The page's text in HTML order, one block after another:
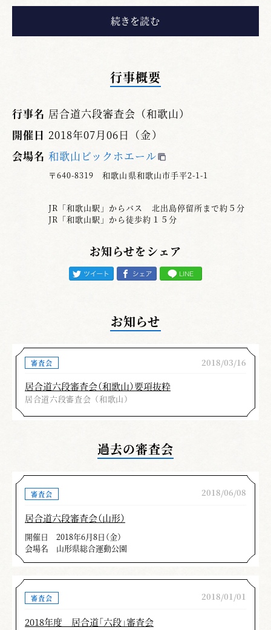
前日から交通機関への影響が出ており、果た
して開催出来るのだろうかとの心配も、関係者
欠席者は出たものの若干の遅れだけで無事に始
審査員研修会の冒頭、奥島副会長から、審査
は納得の積み重ねである。｢虚心坦懐｣にて臨む
ようにとの訓示があり、小倉居合道委員長から
は、受審者の身になって考え「潜在能力をも見
極める審査を」とのお話をいただき、いつにも
く長所や能力をピックアップしようと、緊張感
みなぎる審査会になった。
指定技は一本目・前、四本目・柄当て、六本
目・諸手突き、七本目・三方切り、九本目・添
え手突き、十本目・四方切りであった。座り技
来ているか、左右の膝下と太腿が直角になって
いるか等は、両足の力を腰にため込み体幹を決
め、その力を刀の物打ちに伝えるための必須で
あり、六本目～十本目の立ち技では、軸足を充
分意識して両足の中心に重心を置き、足腰の力
で切る。それこそが正しい形につながり、さら
には形だけの居合から身構え、気構え、攻めを
それらの出来不出来が大きく明暗を分けたと感
全体的にはレベルの高い審査会だったが、今
い力量を確固たるものにし、次の高みを目指す
今後の稽古こそ真価を問われることと肝に銘じ
て、さらなる精進をお祈りいたします。最後
見舞い申し上げます。
行事概要
行事名 居合道六段審査会（和歌山）
開催日 2018年07月06日（金）
会場名 和歌山ビックホエール
〒640-8319 和歌山県和歌山市手平2-1-1
JR「和歌山駅」からバス 北出島停留所まで約５分
JR「和歌山駅」から徒歩約１５分
お知らせをシェア
お知らせ
審査会 2018/03/16
居合道六段審査会（和歌山）要項抜粋
居合道六段審査会（和歌山）
過去の審査会
審査会 2018/06/08
居合道六段審査会（山形）
開催日
2018年6月8日（金）
会場名
山形県総合運動公園
審査会 2018/01/01
2018年度 居合道「六段」審査会